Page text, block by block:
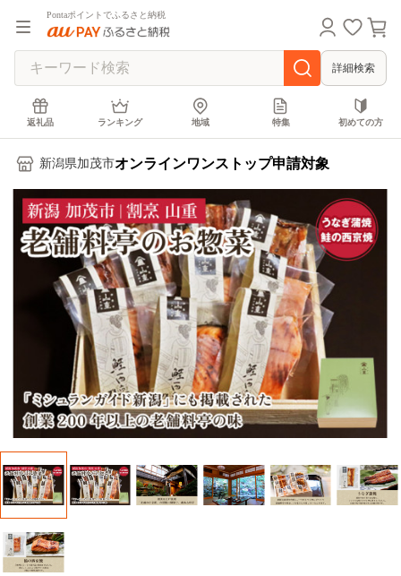
Pontaポイントでふるさと納税
詳細検索
返礼品 ランキング 地域 特集 初めての方
新潟県加茂市オンラインワンストップ申請対象